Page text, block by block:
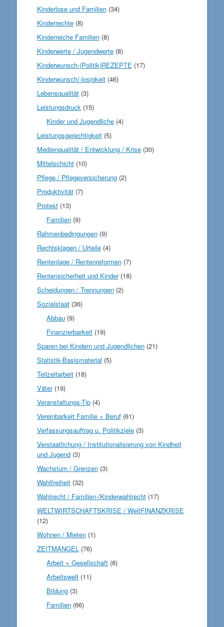
Kinderlose und Familien(34)
Kinderrechte(8)
Kinderreiche Familien(8)
Kinderwerte / Jugendwerte(8)
Kinderwunsch-(Politik)REZEPTE (17)
Kinderwunsch/-losigkeit(46)
Lebensqualität(3)
Leistungsdruck (15)
Kinder und Jugendliche (4)
Leistungsgerechtigkeit(5)
Medienqualität / Entwicklung / Krise(30)
Mittelschicht(10)
Pflege / Pflegeversicherung(2)
Produktivität(7)
Protest(13)
Familien (9)
Rahmenbedingungen(9)
Rechtsklagen / Urteile(4)
Rentenlage / Rentenreformen(7)
Rentensicherheit und Kinder(18)
Scheidungen / Trennungen(2)
Sozialstaat(36)
Abbau (9)
Finanzierbarkeit (19)
Sparen bei Kindern und Jugendlichen(21)
Statistik-Basismaterial (5)
Teilzeitarbeit(18)
Väter(19)
Veranstaltungs-Tip(4)
Vereinbarkeit Familie + Beruf(61)
Verfassungsauftrag u. Politikziele(3)
Verstaatlichung / Institutionalisierung von Kindheit
und Jugend(3)
Wachstum / Grenzen(3)
Wahlfreiheit(32)
Wahlrecht / Familien-/Kinderwahlrecht(17)
WELTWIRTSCHAFTSKRISE / WeltFINANZKRISE
(12)
Wohnen / Mieten(1)
ZEITMANGEL (76)
Arbeit + Gesellschaft (8)
Arbeitswelt (11)
Bildung (3)
Familien (66)